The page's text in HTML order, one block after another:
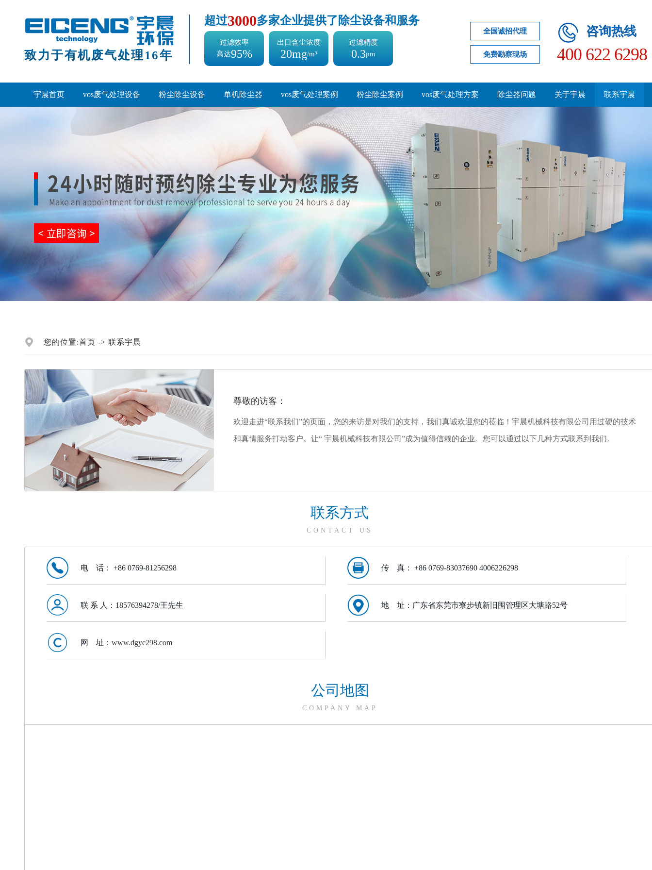
致力于有机废气处理16年
超过3000多家企业提供了除尘设备和服务
过滤效率
高达95%
出口含尘浓度
20mg/m³
过滤精度
0.3μm
全国诚招代理
免费勘察现场
咨询热线
400 622 6298
宇晨首页 vos废气处理设备 粉尘除尘设备 单机除尘器 vos废气处理案例 粉尘除尘案例 vos废气处理方案 除尘器问题 关于宇晨 联系宇晨
您的位置:首页 -> 联系宇晨
尊敬的访客：
欢迎走进“联系我们”的页面，您的来访是对我们的支持，我们真诚欢迎您的莅临！宇晨机械科技有限公司用过硬的技术
和真情服务打动客户。让“ 宇晨机械科技有限公司”成为值得信赖的企业。您可以通过以下几种方式联系到我们。
联系方式
CONTACT US
电 话： +86 0769-81256298 传 真： +86 0769-83037690 4006226298
联 系 人：18576394278/王先生 地 址：广东省东莞市寮步镇新旧围管理区大塘路52号
网 址： www.dgyc298.com
公司地图
COMPANY MAP